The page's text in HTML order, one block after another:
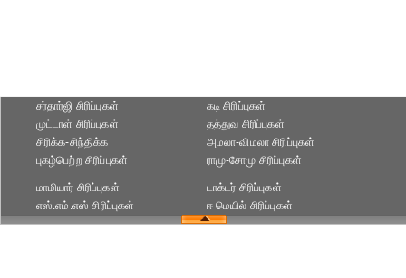
சர்தார்ஜி சிரிப்புகள்
முட்டாள் சிரிப்புகள்
கடி சிரிப்புகள்
தத்துவ சிரிப்புகள்
சிரிக்க-சிந்திக்க
புகழ்பெற்ற சிரிப்புகள்
அமலா-விமலா சிரிப்புகள்
ராமு-சோமு சிரிப்புகள்
மாமியார் சிரிப்புகள்
எஸ்.எம்.எஸ் சிரிப்புகள்
டாக்டர் சிரிப்புகள்
ஈ மெயில் சிரிப்புகள்